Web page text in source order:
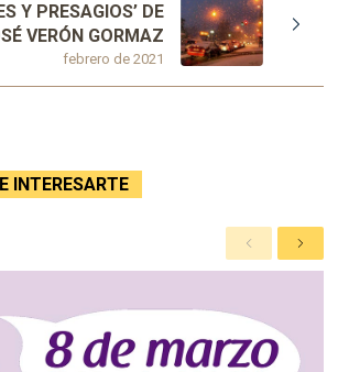
febrero de 2021
Y PRESAGIOS’ DE
VERÓN GORMAZ
INTERESARTE
A
n
i
S
i
e